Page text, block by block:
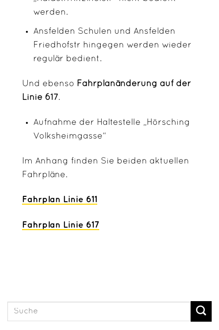
werden.
Ansfelden Schulen und Ansfelden
Friedhofstr hingegen werden wieder
regulär bedient.
Und ebenso Fahrplanänderung auf der
Linie 617.
Aufnahme der Haltestelle „Hörsching
Volksheimgasse“
Im Anhang finden Sie beiden aktuellen
Fahrpläne.
Fahrplan Linie 611
Fahrplan Linie 617